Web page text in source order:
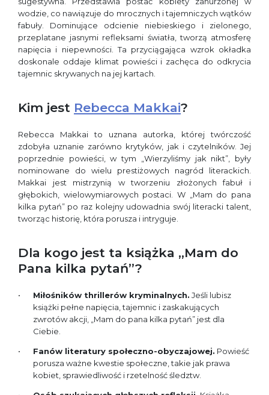
wodzie, co nawiązuje do mrocznych i tajemniczych wątków
fabuły. Dominujące odcienie niebieskiego i zielonego,
przeplatane jasnymi refleksami światła, tworzą atmosferę
napięcia i niepewności. Ta przyciągająca wzrok okładka
doskonale oddaje klimat powieści i zachęca do odkrycia
tajemnic skrywanych na jej kartach.
Kim jest Rebecca Makkai?
Rebecca Makkai to uznana autorka, której twórczość
zdobyła uznanie zarówno krytyków, jak i czytelników. Jej
poprzednie powieści, w tym „Wierzyliśmy jak nikt”, były
nominowane do wielu prestiżowych nagród literackich.
Makkai jest mistrzynią w tworzeniu złożonych fabuł i
głębokich, wielowymiarowych postaci. W „Mam do pana
kilka pytań” po raz kolejny udowadnia swój literacki talent,
tworząc historię, która porusza i intryguje.
Dla kogo jest ta książka „Mam do
Pana kilka pytań”?
Miłośników thrillerów kryminalnych. Jeśli lubisz
książki pełne napięcia, tajemnic i zaskakujących
zwrotów akcji, „Mam do pana kilka pytań” jest dla
Ciebie.
Fanów literatury społeczno-obyczajowej. Powieść
porusza ważne kwestie społeczne, takie jak prawa
kobiet, sprawiedliwość i rzetelność śledztw.